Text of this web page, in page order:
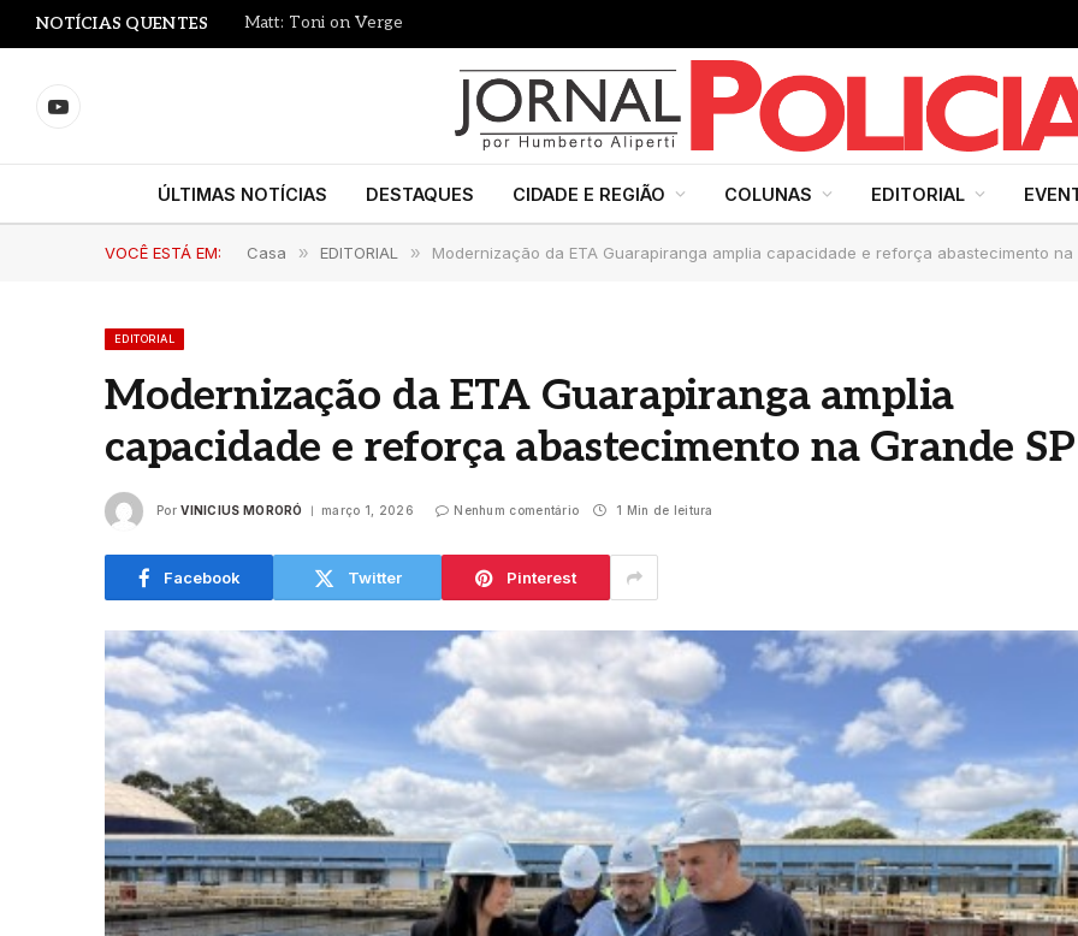
NOTÍCIAS QUENTES Matt: Toni on Verge
YouTube
ÚLTIMAS NOTÍCIAS DESTAQUES CIDADE E REGIÃO COLUNAS EDITORIAL
VOCÊ ESTÁ EM: Casa » EDITORIAL » Modernização da ETA Guarapiranga amplia capacidade e reforça abastecimento na
EDITORIAL
Modernização da ETA Guarapiranga amplia
capacidade e reforça abastecimento na Grande SP
Por VINICIUS MORORÓ março 1, 2026 Nenhum comentário 1 Min de leitura
Facebook Twitter Pinterest